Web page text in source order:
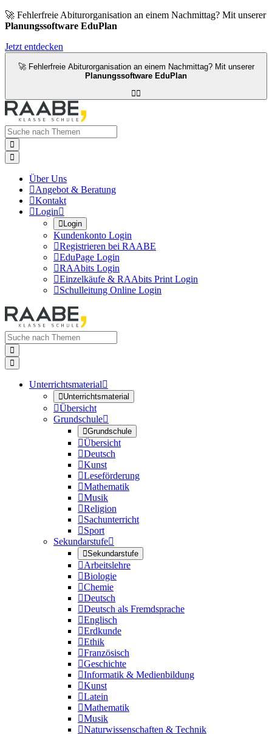
🚀 Fehlerfreie Abiturorganisation an einem Nachmittag? Mit unserer
Planungssoftware EduPlan
Jetzt entdecken
🚀 Fehlerfreie Abiturorganisation an einem Nachmittag? Mit unserer
Planungssoftware EduPlan



Über Uns
Angebot & Beratung
Kontakt
Login
Login
Kundenkonto Login
Registrieren bei RAABE
EduPage Login
RAAbits Login
Einzelkäufe & RAAbits Print Login
Schulleitung Online Login


Unterrichtsmaterial
Unterrichtsmaterial
Übersicht
Grundschule
Grundschule
Übersicht
Deutsch
Kunst
Leseförderung
Mathematik
Musik
Religion
Sachunterricht
Sport
Sekundarstufe
Sekundarstufe
Arbeitslehre
Biologie
Chemie
Deutsch
Deutsch als Fremdsprache
Englisch
Erdkunde
Ethik
Französisch
Geschichte
Informatik & Medienbildung
Kunst
Latein
Mathematik
Musik
Naturwissenschaften & Technik